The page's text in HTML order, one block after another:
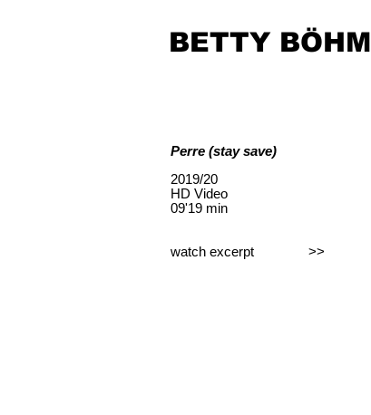
BETTY BÖHM
Perre (stay save)
2019/20
HD Video
09'19 min
watch excerpt >>